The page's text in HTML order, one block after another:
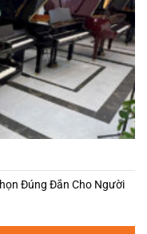
Đúng Đắn Cho Người